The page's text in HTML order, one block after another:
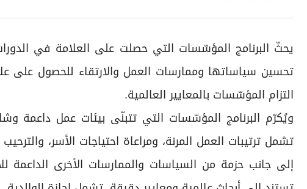
يحثّ البرنامج المؤسّسات التي حصلت على العلامة في
تحسين سياساتها وممارسات العمل والارتقاء للحصول على
التزام المؤسّسات بالمعايير العالمية.
ويُكرّم البرنامج المؤسّسات التي تتبنّى بيئات عمل داعمة
تشمل ترتيبات العمل المرنة، ومراعاة احتياجات الأسر،
إلى جانب حزمة من السياسات والممارسات الأخرى الداعمة